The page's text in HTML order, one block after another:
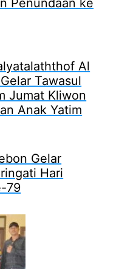
Penundaan ke
Al
Tawasul
Jumat Kliwon
Anak Yatim
Gelar
Hari
79